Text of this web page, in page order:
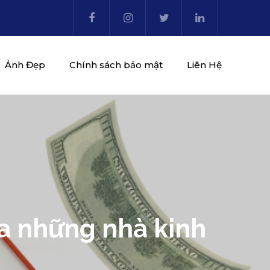
Ảnh Đẹp Chính sách bảo mật Liên Hệ
những nhà kinh